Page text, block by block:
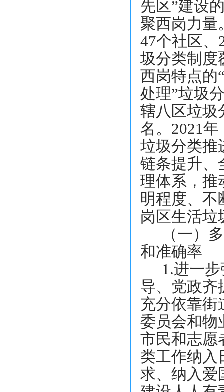
先区”建设
聚西岗力量
47个社区、
圾分类制度
西岗特点的
处理”垃圾
辖八区垃圾
名。2021
垃圾分类推
链条提升、
理体系 ，
明程度、不
岗区生活垃
（一）
和准确率
1.进一
导、党政齐
充分依靠街
委员会和物
市民和志愿
类工作纳入
求、纳入爱